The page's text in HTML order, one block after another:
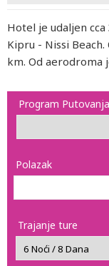
Hotel je udaljen
Kipru - Nissi
km. Od aerodroma
Program Putovanja
Polazak
Trajanje ture